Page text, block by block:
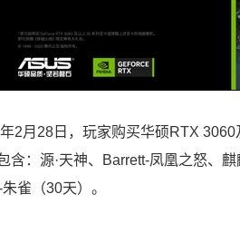
2月28日，玩家购买华硕RTX
含：源·天神、Barrett-凤凰之怒、
雀（30天）。